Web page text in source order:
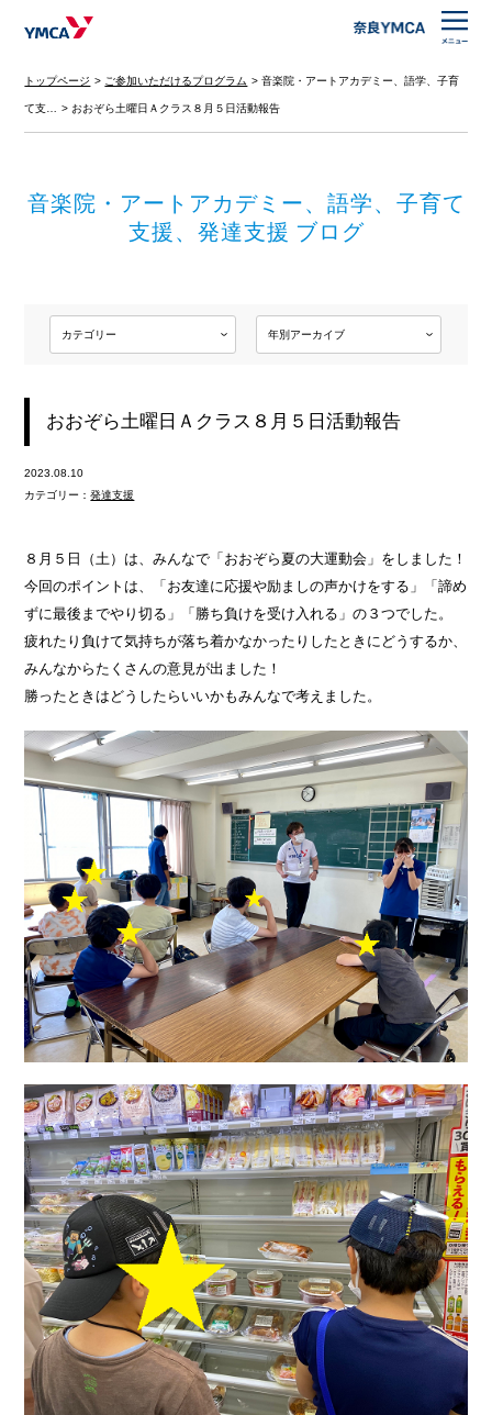
トップページ ご参加いただけるプログラム 音楽院・アートアカデミー、語学、子育
て支… おおぞら土曜日Ａクラス８月５日活動報告
音楽院・アートアカデミー、語学、子育て
支援、発達支援 ブログ
おおぞら土曜日Ａクラス８月５日活動報告
2023.08.10
カテゴリー：発達支援
８月５日（土）は、みんなで「おおぞら夏の大運動会」をしました！
今回のポイントは、「お友達に応援や励ましの声かけをする」「諦め
ずに最後までやり切る」「勝ち負けを受け入れる」の３つでした。
疲れたり負けて気持ちが落ち着かなかったりしたときにどうするか、
みんなからたくさんの意見が出ました！
勝ったときはどうしたらいいかもみんなで考えました。